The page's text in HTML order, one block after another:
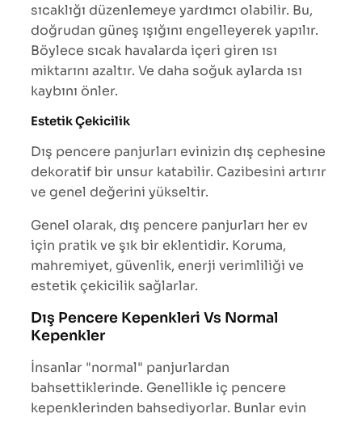
sıcaklığı düzenlemeye yardımcı olabilir. Bu,
doğrudan güneş ışığını engelleyerek yapılır.
Böylece sıcak havalarda içeri giren ısı
miktarını azaltır. Ve daha soğuk aylarda ısı
kaybını önler.
Estetik Çekicilik
Dış pencere panjurları evinizin dış cephesine
dekoratif bir unsur katabilir. Cazibesini artırır
ve genel değerini yükseltir.
Genel olarak, dış pencere panjurları her ev
için pratik ve şık bir eklentidir. Koruma,
mahremiyet, güvenlik, enerji verimliliği ve
estetik çekicilik sağlarlar.
Dış Pencere Kepenkleri Vs Normal
Kepenkler
İnsanlar "normal" panjurlardan
bahsettiklerinde. Genellikle iç pencere
kepenklerinden bahsediyorlar. Bunlar evin